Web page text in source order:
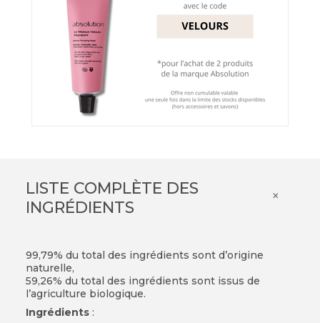
LISTE COMPLÈTE DES
INGRÉDIENTS
×
99,79% du total des ingrédients sont d’origine
naturelle,
59,26% du total des ingrédients sont issus de
l’agriculture biologique.
Ingrédients: